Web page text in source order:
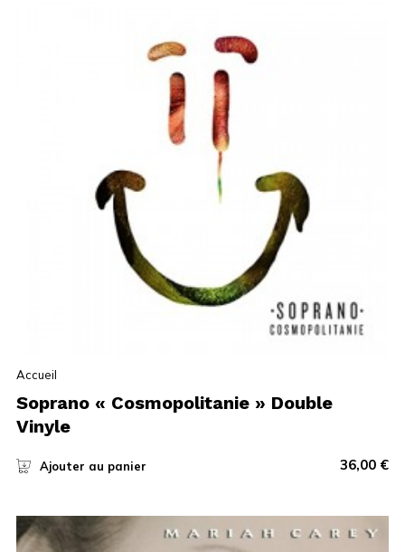
Accueil
Soprano « Cosmopolitanie » Double
Vinyle
Ajouter au panier 36,00 €